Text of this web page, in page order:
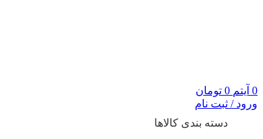
0 آیتم 0 تومان
ورود / ثبت نام
دسته بندی کالاها